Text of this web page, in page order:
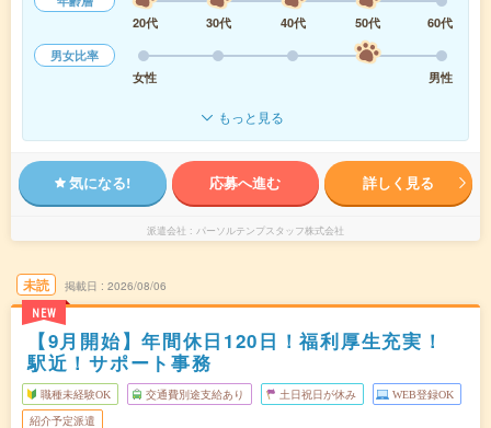
20代
30代 40代 50代
60代
男女比率
女性
男性
もっと見る
気になる! 応募へ進む 詳しく見る
派遣会社 パーソルテンプスタッフ株式会社
未読
NEW
掲載日 2026/08/06
【9月開始】年間休日120日！福利厚生充実！
駅近！サポート事務
職種未経験OK 交通費別途支給あり 土日祝日が休み WEB登録OK
紹介予定派遣